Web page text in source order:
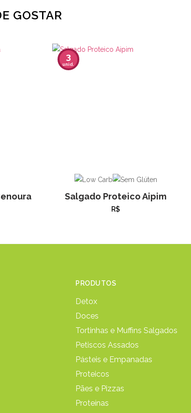
GOSTAR
3
unid.
Salgado Proteico Aipim
R$
PRODUTOS
Detox
Doces
Tortinhas e Muffins Salgados
Petiscos Assados
Pásteis e Empanadas
Proteicos
Pães e Pizzas
Proteínas